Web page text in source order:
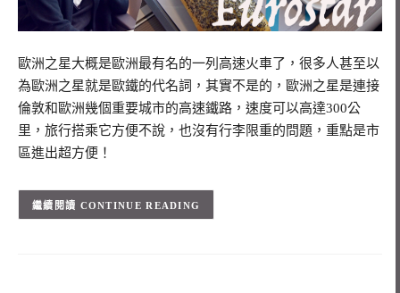
歐洲之星大概是歐洲最有名的一列高速火車了，很多人甚至以
為歐洲之星就是歐鐵的代名詞，其實不是的，歐洲之星是連接
倫敦和歐洲幾個重要城市的高速鐵路，速度可以高達300公
里，旅行搭乘它方便不說，也沒有行李限重的問題，重點是市
區進出超方便！
CONTINUE READING